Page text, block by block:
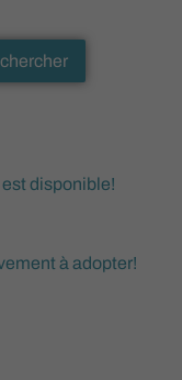
disponible!
à adopter!